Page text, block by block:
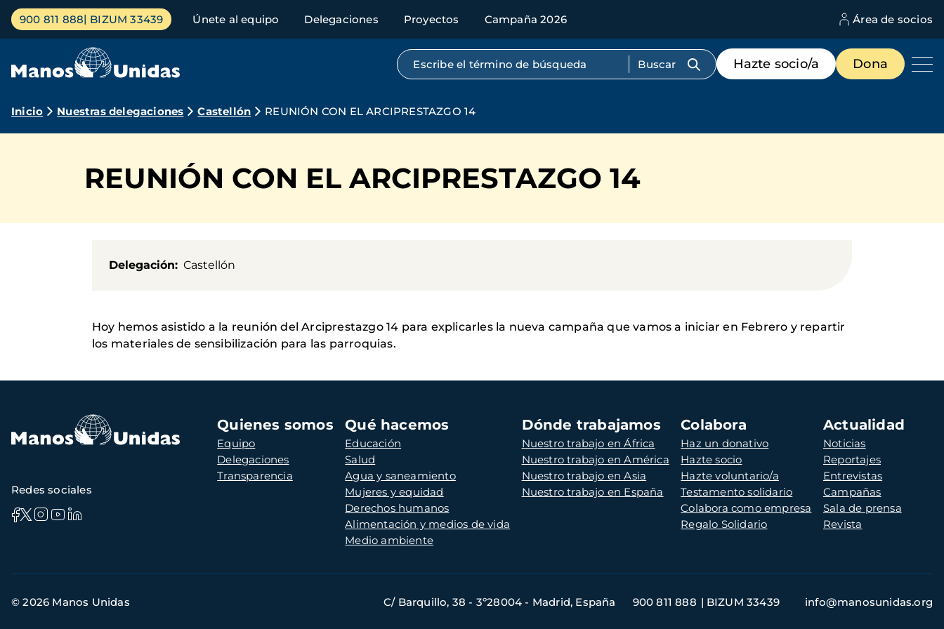
Pasar
contenido
Menú
principal
900 811 888 BIZUM 33439 Únete al equipo Delegaciones Proyectos Campaña 2026 Área de socios
Búsqueda por texto completo
Menú
de
destacados
Hazte socio/a Dona
Ruta
navegación
Inicio Nuestras delegaciones Castellón REUNIÓN CON EL ARCIPRESTAZGO 14
REUNIÓN CON EL ARCIPRESTAZGO 14
Delegación Castellón
Hoy hemos asistido a la reunión del Arciprestazgo 14 para explicarles la nueva campaña que vamos a iniciar en Febrero y repartir
los materiales de sensibilización para las parroquias.
Navegación
principal
Quienes somos
Equipo
Delegaciones
Transparencia
Qué hacemos
Educación
Salud
Agua y saneamiento
Mujeres y equidad
Derechos humanos
Alimentación y medios de vida
Medio ambiente
Dónde trabajamos
Nuestro trabajo en África
Nuestro trabajo en América
Nuestro trabajo en Asia
Nuestro trabajo en España
Colabora
Haz un donativo
Hazte socio
Hazte voluntario/a
Testamento solidario
Colabora como empresa
Regalo Solidario
Actualidad
Noticias
Reportajes
Entrevistas
Campañas
Sala de prensa
Revista
Redes sociales
de
© 2026 Manos Unidas C/ Barquillo, 38 - 3º28004 - Madrid, España 900 811 888 BIZUM 33439 info@manosunidas.org